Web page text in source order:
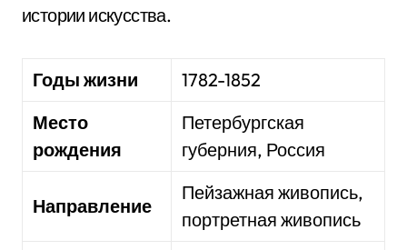
истории искусства.
Годы жизни
1782-1852
Место
рождения
Петербургская
губерния, Россия
Направление
Пейзажная живопись,
портретная живопись